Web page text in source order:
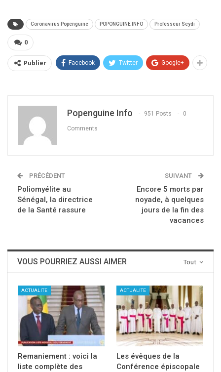
Coronavirus Popenguine POPONGUINE INFO Professeur Seydi
0
Publier Facebook Twitter Google+
Popenguine Info 951 Posts 0
Comments
PRÉCÉDENT
Poliomyélite au
Sénégal, la directrice
de la Santé rassure
SUIVANT
Encore 5 morts par
noyade, à quelques
jours de la fin des
vacances
Tout
VOUS POURRIEZ AUSSI AIMER
ACTUALITE
Remaniement : voici la
liste complète des
ACTUALITE
Les évêques de la
Conférence épiscopale